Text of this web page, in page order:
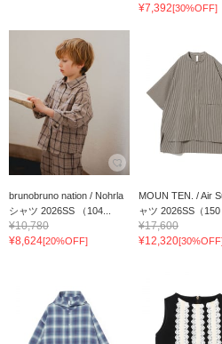
¥7,392[30%OFF]
brunobruno nation / Nohrla
シャツ 2026SS （104...
¥10,780
¥8,624[20%OFF]
MOUN TEN. / Air
ャツ 2026SS（150
¥17,600
¥12,320